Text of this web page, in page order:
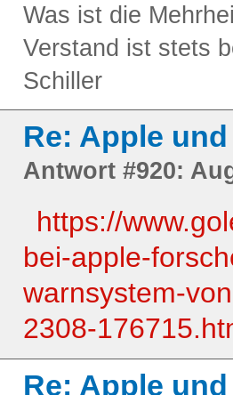
Was ist die
Verstand ist stets
Schiller
Re: Apple
Antwort #920:
https://
bei-apple-
warnsystem-
2308-
Re: Apple